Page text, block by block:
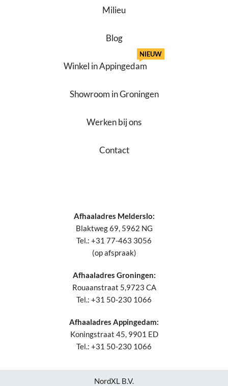
Milieu
Blog
Winkel in Appingedam
NIEUW
Showroom in Groningen
Werken bij ons
Contact
Afhaaladres Melderslo:
Blaktweg 69, 5962 NG
Tel.: +31 77-463 3056
(op afspraak)
Afhaaladres Groningen:
Rouaanstraat 5,9723 CA
Tel.: +31 50-230 1066
Afhaaladres Appingedam:
Koningstraat 45, 9901 ED
Tel.: +31 50-230 1066
NordXL B.V.